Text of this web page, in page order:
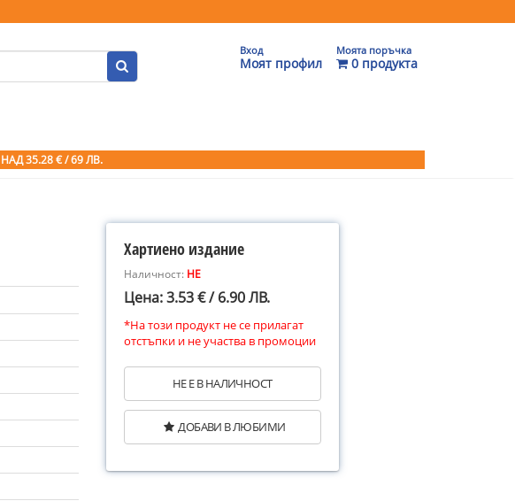
Вход
Моят профил
Моята поръчка
0 продукта
НАД 35.28 € / 69 ЛВ.
Хартиено издание
Наличност: НЕ
Цена: 3.53 € / 6.90 ЛВ.
*На този продукт не се прилагат
отстъпки и не участва в промоции
НЕ Е В НАЛИЧНОСТ
ДОБАВИ В ЛЮБИМИ